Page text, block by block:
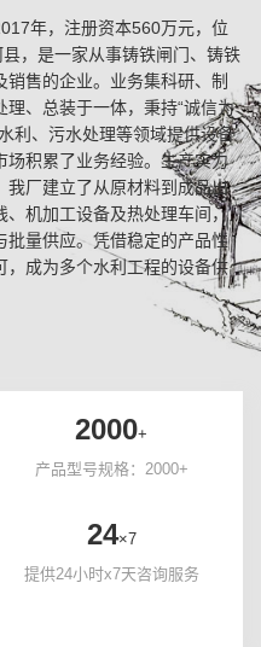
年，注册资本560万元，位
，是一家从事铸铁闸门、铸铁
售的企业。业务集科研、制
、总装于一体，秉持“诚信为
利、污水处理等领域提供设备
场积累了业务经验。生产实力
我厂建立了从原材料到成品出
、机加工设备及热处理车间，
批量供应。凭借稳定的产品性
，成为多个水利工程的设备供
2000+
产品型号规格：2000+
24×7
提供24小时x7天咨询服务